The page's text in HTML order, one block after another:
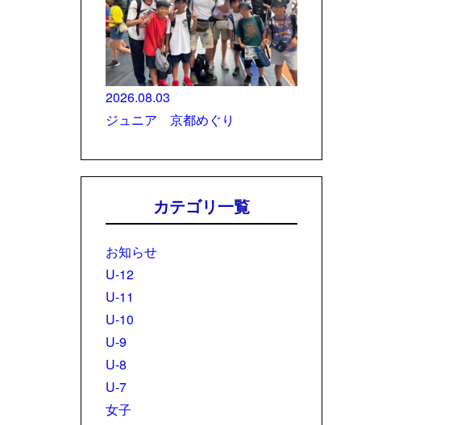
2026.08.03
ジュニア 京都めぐり
カテゴリ一覧
お知らせ
U-12
U-11
U-10
U-9
U-8
U-7
女子